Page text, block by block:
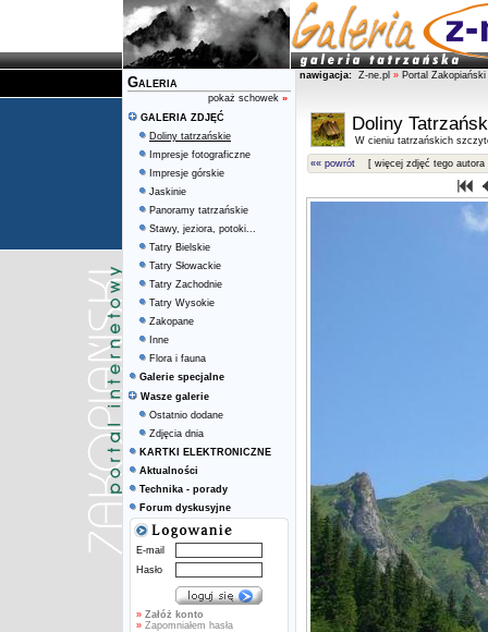
Galeria
pokaż schowek »
GALERIA ZDJĘĆ
Doliny tatrzańskie
Impresje fotograficzne
Impresje górskie
Jaskinie
Panoramy tatrzańskie
Stawy, jeziora, potoki...
Tatry Bielskie
Tatry Słowackie
Tatry Zachodnie
Tatry Wysokie
Zakopane
Inne
Flora i fauna
Galerie specjalne
Wasze galerie
Ostatnio dodane
Zdjęcia dnia
KARTKI ELEKTRONICZNE
Aktualności
Technika - porady
Forum dyskusyjne
E-mail
Hasło
» Załóż konto
» Zapomniałem hasła
nawigacja: Z-ne.pl » Portal Zakopiański
Doliny
W cieniu tatrzańskich
«« powrót [ więcej zdjęć tego autora